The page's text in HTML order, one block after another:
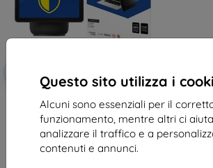
Questo sito utilizza i
Alcuni sono essenziali per il
funzionamento, mentre altri ci
analizzare il traffico e a
contenuti e annunci.
sconto
3MK FlexibleGlass Lite Amazon
Echo Show 10.1" vetro ibrido
18,90 €
9,81 €